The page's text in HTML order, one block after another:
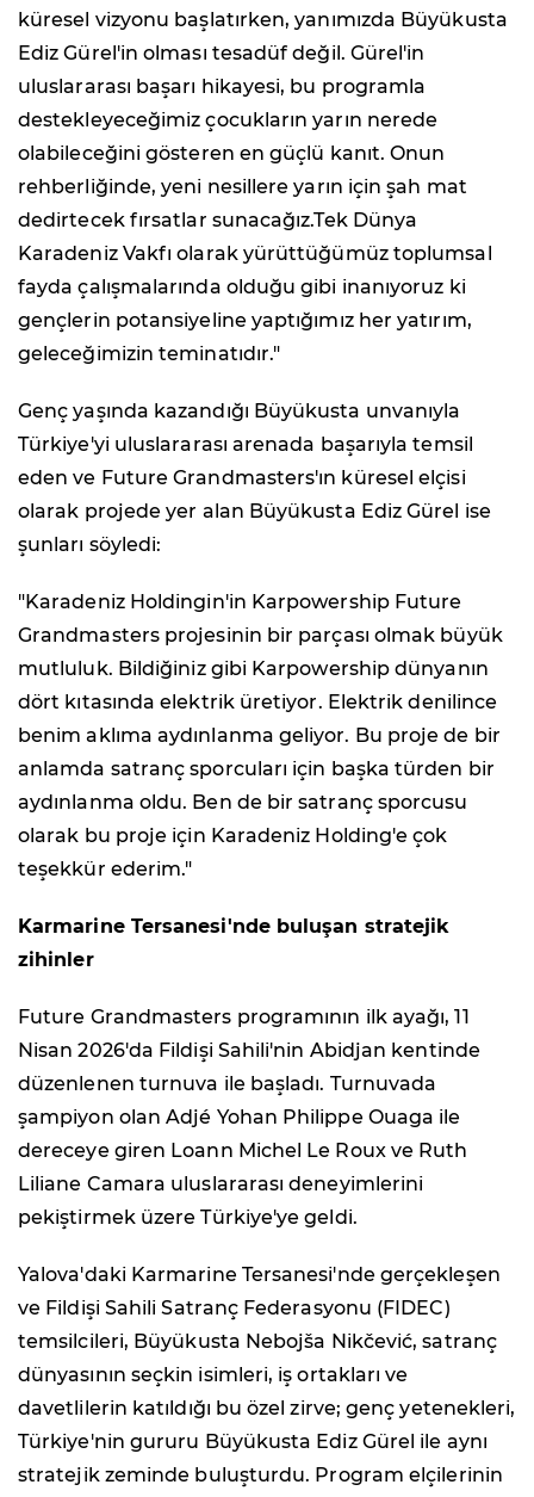
küresel vizyonu başlatırken, yanımızda Büyükusta
Ediz Gürel'in olması tesadüf değil. Gürel'in
uluslararası başarı hikayesi, bu programla
destekleyeceğimiz çocukların yarın nerede
olabileceğini gösteren en güçlü kanıt. Onun
rehberliğinde, yeni nesillere yarın için şah mat
dedirtecek fırsatlar sunacağız.Tek Dünya
Karadeniz Vakfı olarak yürüttüğümüz toplumsal
fayda çalışmalarında olduğu gibi inanıyoruz ki
gençlerin potansiyeline yaptığımız her yatırım,
geleceğimizin teminatıdır."
Genç yaşında kazandığı Büyükusta unvanıyla
Türkiye'yi uluslararası arenada başarıyla temsil
eden ve Future Grandmasters'ın küresel elçisi
olarak projede yer alan Büyükusta Ediz Gürel ise
şunları söyledi:
"Karadeniz Holdingin'in Karpowership Future
Grandmasters projesinin bir parçası olmak büyük
mutluluk. Bildiğiniz gibi Karpowership dünyanın
dört kıtasında elektrik üretiyor. Elektrik denilince
benim aklıma aydınlanma geliyor. Bu proje de bir
anlamda satranç sporcuları için başka türden bir
aydınlanma oldu. Ben de bir satranç sporcusu
olarak bu proje için Karadeniz Holding'e çok
teşekkür ederim."
Karmarine Tersanesi'nde buluşan stratejik
zihinler
Future Grandmasters programının ilk ayağı, 11
Nisan 2026'da Fildişi Sahili'nin Abidjan kentinde
düzenlenen turnuva ile başladı. Turnuvada
şampiyon olan Adjé Yohan Philippe Ouaga ile
dereceye giren Loann Michel Le Roux ve Ruth
Liliane Camara uluslararası deneyimlerini
pekiştirmek üzere Türkiye'ye geldi.
Yalova'daki Karmarine Tersanesi'nde gerçekleşen
ve Fildişi Sahili Satranç Federasyonu (FIDEC)
temsilcileri, Büyükusta Nebojša Nikčević, satranç
dünyasının seçkin isimleri, iş ortakları ve
davetlilerin katıldığı bu özel zirve; genç yetenekleri,
Türkiye'nin gururu Büyükusta Ediz Gürel ile aynı
stratejik zeminde buluşturdu. Program elçilerinin